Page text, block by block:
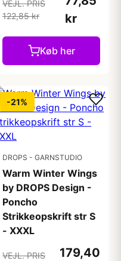
VEJL. PRIS
122,85 kr
kr
Køb her
-21%
DROPS - GARNSTUDIO
Warm Winter Wings
by DROPS Design -
Poncho
Strikkeopskrift str S
- XXXL
VEJL. PRIS
179,40